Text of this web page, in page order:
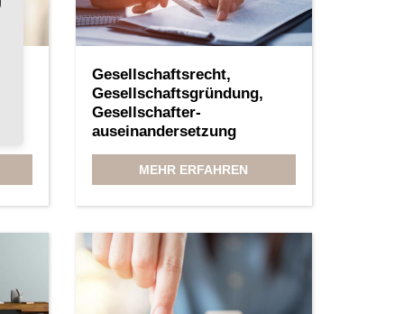
Gesellschaftsrecht,
Gesellschaftsgründung,
Gesellschafter-
auseinandersetzung
MEHR ERFAHREN